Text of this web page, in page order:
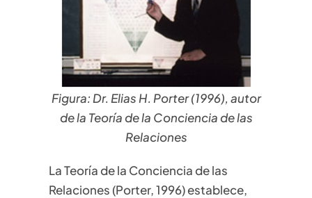
Figura: Dr. Elias H. Porter (1996), autor
de la Teoría de la Conciencia de las
Relaciones
La Teoría de la Conciencia de las
Relaciones (Porter, 1996) establece,